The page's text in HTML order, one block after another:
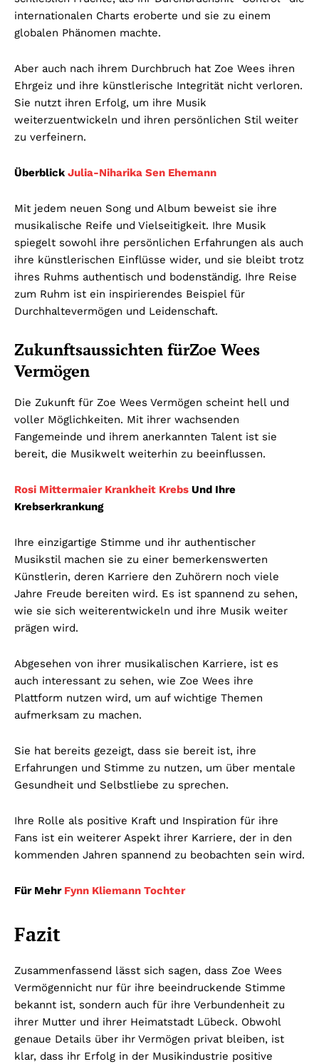
internationalen Charts eroberte und sie zu einem
globalen Phänomen machte.
Aber auch nach ihrem Durchbruch hat Zoe Wees ihren
Ehrgeiz und ihre künstlerische Integrität nicht verloren.
Sie nutzt ihren Erfolg, um ihre Musik
weiterzuentwickeln und ihren persönlichen Stil weiter
zu verfeinern.
Überblick Julia-Niharika Sen Ehemann
Mit jedem neuen Song und Album beweist sie ihre
musikalische Reife und Vielseitigkeit. Ihre Musik
spiegelt sowohl ihre persönlichen Erfahrungen als auch
ihre künstlerischen Einflüsse wider, und sie bleibt trotz
ihres Ruhms authentisch und bodenständig. Ihre Reise
zum Ruhm ist ein inspirierendes Beispiel für
Durchhaltevermögen und Leidenschaft.
Zukunftsaussichten fürZoe Wees
Vermögen
Die Zukunft für Zoe Wees Vermögen scheint hell und
voller Möglichkeiten. Mit ihrer wachsenden
Fangemeinde und ihrem anerkannten Talent ist sie
bereit, die Musikwelt weiterhin zu beeinflussen.
Rosi Mittermaier Krankheit Krebs Und Ihre
Krebserkrankung
Ihre einzigartige Stimme und ihr authentischer
Musikstil machen sie zu einer bemerkenswerten
Künstlerin, deren Karriere den Zuhörern noch viele
Jahre Freude bereiten wird. Es ist spannend zu sehen,
wie sie sich weiterentwickeln und ihre Musik weiter
prägen wird.
Abgesehen von ihrer musikalischen Karriere, ist es
auch interessant zu sehen, wie Zoe Wees ihre
Plattform nutzen wird, um auf wichtige Themen
aufmerksam zu machen.
Sie hat bereits gezeigt, dass sie bereit ist, ihre
Erfahrungen und Stimme zu nutzen, um über mentale
Gesundheit und Selbstliebe zu sprechen.
Ihre Rolle als positive Kraft und Inspiration für ihre
Fans ist ein weiterer Aspekt ihrer Karriere, der in den
kommenden Jahren spannend zu beobachten sein wird.
Für Mehr Fynn Kliemann Tochter
Fazit
Zusammenfassend lässt sich sagen, dass Zoe Wees
Vermögennicht nur für ihre beeindruckende Stimme
bekannt ist, sondern auch für ihre Verbundenheit zu
ihrer Mutter und ihrer Heimatstadt Lübeck. Obwohl
genaue Details über ihr Vermögen privat bleiben, ist
klar, dass ihr Erfolg in der Musikindustrie positive